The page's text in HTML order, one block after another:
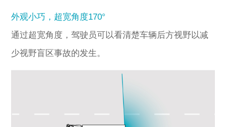
外观小巧，超宽角度170°
通过超宽角度，驾驶员可以看清楚车辆后方视野以减
少视野盲区事故的发生。